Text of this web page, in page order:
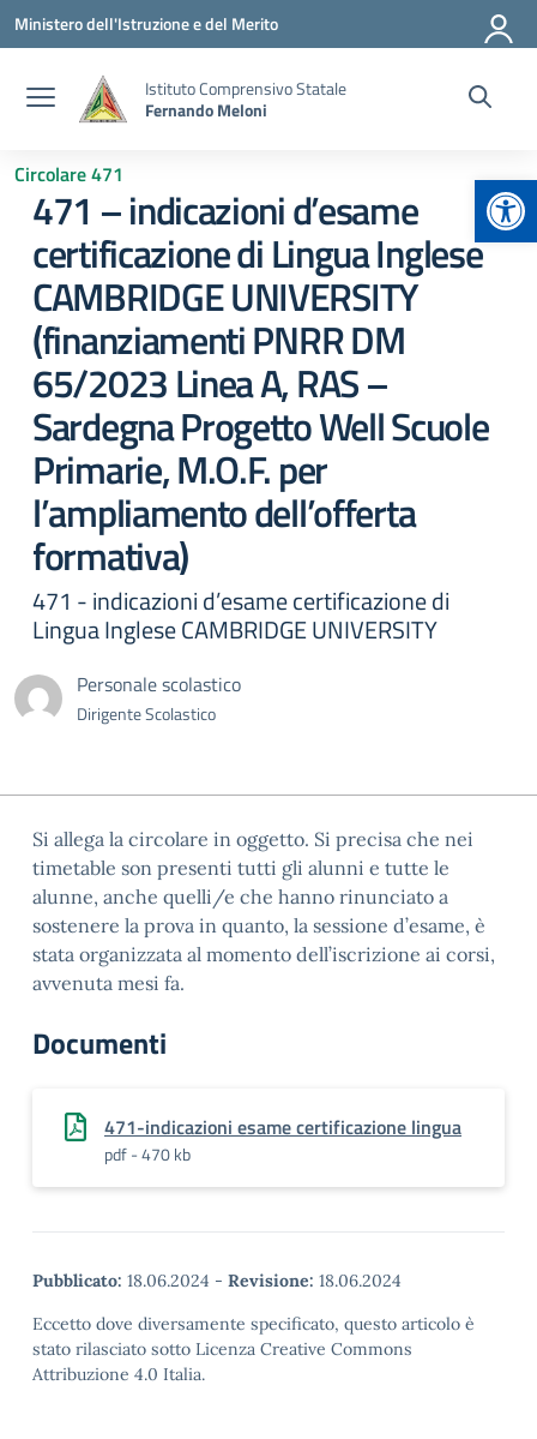
Vai ai contenuti
Vai al menu di navigazione
Vai al footer
Ministero dell'Istruzione e del Merito
Istituto Comprensivo Statale
Fernando Meloni
Circolare 471
471 – indicazioni d’esame
certificazione di Lingua Inglese
CAMBRIDGE UNIVERSITY
(finanziamenti PNRR DM
65/2023 Linea A, RAS –
Sardegna Progetto Well Scuole
Primarie, M.O.F. per
l’ampliamento dell’offerta
formativa)
471 - indicazioni d’esame certificazione di
Lingua Inglese CAMBRIDGE UNIVERSITY
Personale scolastico
Dirigente Scolastico
Si allega la circolare in oggetto. Si precisa che nei
timetable son presenti tutti gli alunni e tutte le
alunne, anche quelli/e che hanno rinunciato a
sostenere la prova in quanto, la sessione d’esame, è
stata organizzata al momento dell’iscrizione ai corsi,
avvenuta mesi fa.
Documenti
471-indicazioni esame certificazione lingua
pdf - 470 kb
Pubblicato: 18.06.2024 - Revisione: 18.06.2024
Eccetto dove diversamente specificato, questo articolo è
stato rilasciato sotto Licenza Creative Commons
Attribuzione 4.0 Italia.